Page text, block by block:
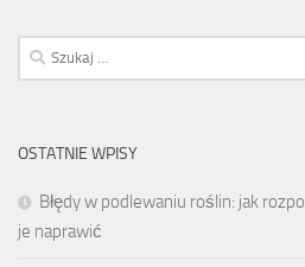
Szukaj:
OSTATNIE WPISY
Błędy w podlewaniu roślin: jak
je naprawić